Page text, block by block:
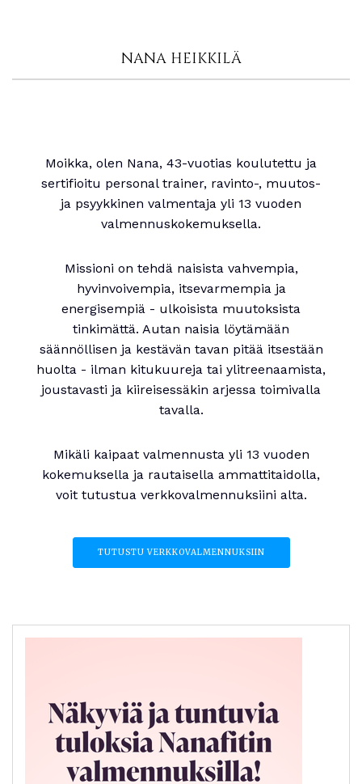
NANA HEIKKILÄ
Moikka, olen Nana, 43-vuotias koulutettu ja
sertifioitu personal trainer, ravinto-, muutos-
ja psyykkinen valmentaja yli 13 vuoden
valmennuskokemuksella.
Missioni on tehdä naisista vahvempia,
hyvinvoivempia, itsevarmempia ja
energisempiä - ulkoisista muutoksista
tinkimättä. Autan naisia löytämään
säännöllisen ja kestävän tavan pitää itsestään
huolta - ilman kitukuureja tai ylitreenaamista,
joustavasti ja kiireisessäkin arjessa toimivalla
tavalla.
Mikäli kaipaat valmennusta yli 13 vuoden
kokemuksella ja rautaisella ammattitaidolla,
voit tutustua verkkovalmennuksiini alta.
TUTUSTU VERKKOVALMENNUKSIIN